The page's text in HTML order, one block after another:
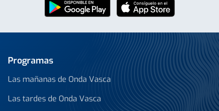
Programas
Las mañanas de Onda Vasca
Las tardes de Onda Vasca